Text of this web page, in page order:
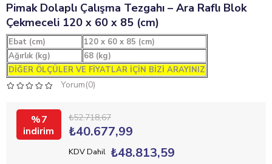
Pimak Dolaplı Çalışma Tezgahı – Ara Raflı Blok
Çekmeceli 120 x 60 x 85 (cm)
Ebat (cm)
120 x 60 x 85 (cm)
Ağırlık (kg)
68 (kg)
DİĞER ÖLÇÜLER VE FİYATLAR İÇİN BİZİ ARAYINIZ
Yorum(0)
7 ₺52.718,67
₺40.677,99
KDV Dahil ₺48.813,59